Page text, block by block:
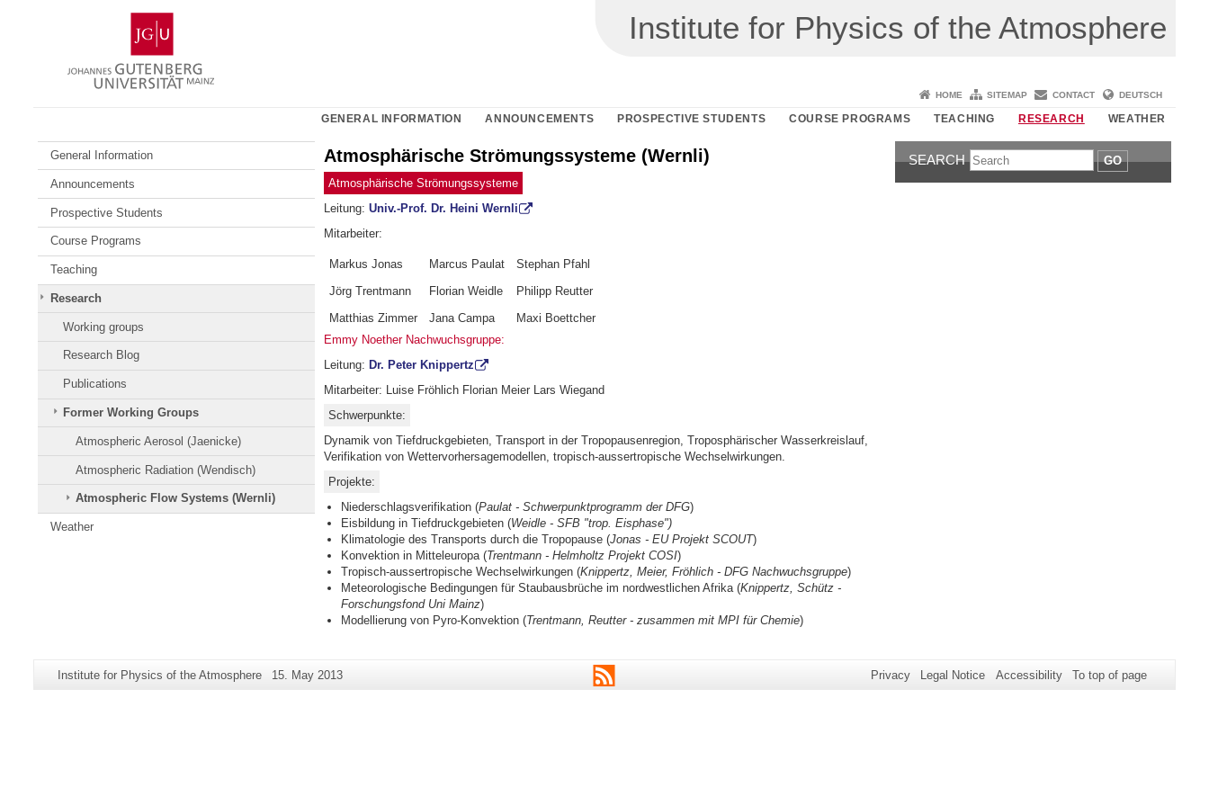
Gutenberg
University
Mainz
Institute for Physics of the Atmosphere
HOME SITEMAP CONTACT DEUTSCH
GENERAL INFORMATION ANNOUNCEMENTS PROSPECTIVE STUDENTS COURSE PROGRAMS TEACHING RESEARCH WEATHER
General Information
Announcements
Prospective Students
Course Programs
Teaching
Research
Working groups
Research Blog
Publications
Former Working Groups
Atmospheric Aerosol (Jaenicke)
Atmospheric Radiation (Wendisch)
Atmospheric Flow Systems (Wernli)
Weather
Atmosphärische Strömungssysteme (Wernli)
Atmosphärische Strömungssysteme
Leitung: Univ.-Prof. Dr. Heini Wernli
Mitarbeiter:
Markus Jonas Marcus Paulat
Stephan Pfahl
Jörg Trentmann
Florian Weidle
Philipp Reutter
Matthias Zimmer
Jana Campa
Maxi Boettcher
Emmy Noether Nachwuchsgruppe:
Leitung: Dr. Peter Knippertz
Mitarbeiter: Luise Fröhlich Florian Meier Lars Wiegand
Schwerpunkte:
Dynamik von Tiefdruckgebieten, Transport in der Tropopausenregion, Troposphärischer Wasserkreislauf,
Verifikation von Wettervorhersagemodellen, tropisch-aussertropische Wechselwirkungen.
Projekte:
Niederschlagsverifikation (Paulat - Schwerpunktprogramm der DFG)
Eisbildung in Tiefdruckgebieten (Weidle - SFB "trop. Eisphase")
Klimatologie des Transports durch die Tropopause (Jonas - EU Projekt SCOUT)
Konvektion in Mitteleuropa (Trentmann - Helmholtz Projekt COSI)
Tropisch-aussertropische Wechselwirkungen (Knippertz, Meier, Fröhlich - DFG Nachwuchsgruppe)
Meteorologische Bedingungen für Staubausbrüche im nordwestlichen Afrika (Knippertz, Schütz -
Forschungsfond Uni Mainz)
Modellierung von Pyro-Konvektion (Trentmann, Reutter - zusammen mit MPI für Chemie)
SEARCH GO
Additional
Page-
Institute for Physics of the Atmosphere
Last
15. May 2013 RSS Privacy Legal Notice Accessibility To top of page